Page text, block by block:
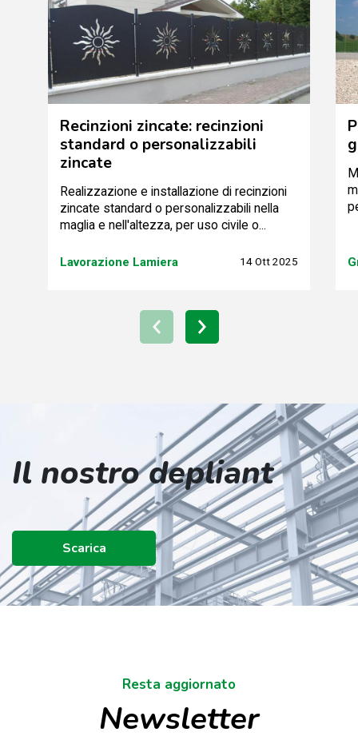
Recinzioni zincate: recinzioni
standard o personalizzabili
zincate
Realizzazione e installazione di recinzioni
zincate standard o personalizzabili nella
maglia e nell'altezza, per uso civile o...
Lavorazione Lamiera 14 Ott 2025
Il nostro depliant
Scarica
Resta aggiornato
Newsletter